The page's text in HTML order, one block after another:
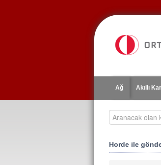
Ağ Akıllı
Aranacak olan
Horde ile